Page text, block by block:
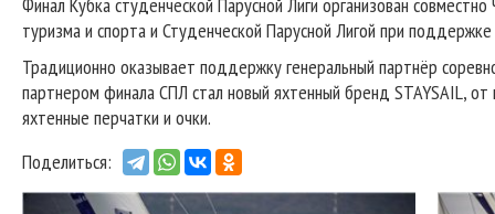
туризма и спорта и Студенческой Парусной Лигой при
Традиционно оказывает поддержку генеральный партнёр
партнером финала СПЛ стал новый яхтенный бренд STAYSAIL,
яхтенные перчатки и очки.
Поделиться: